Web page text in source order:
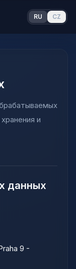
RU CZ
и
данных
9 -